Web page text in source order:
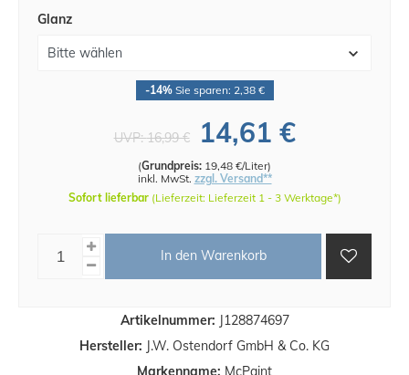
Artikelnummer: J128874697
Hersteller: J.W. Ostendorf GmbH & Co. KG
Markenname: McPaint
Glanz
-14%Sie sparen: 2,38 €
UVP:16,99 € 14,61 €
(Grundpreis: 19,48 €/Liter)
inkl. MwSt. zzgl. Versand**
Sofort lieferbar (Lieferzeit: Lieferzeit 1 - 3 Werktage*)
In den Warenkorb